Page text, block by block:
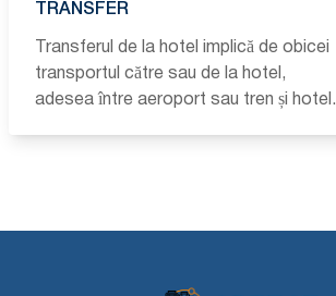
TRANSFER
Transferul de la hotel implică de obicei
transportul către sau de la hotel,
adesea între aeroport sau tren și hotel.